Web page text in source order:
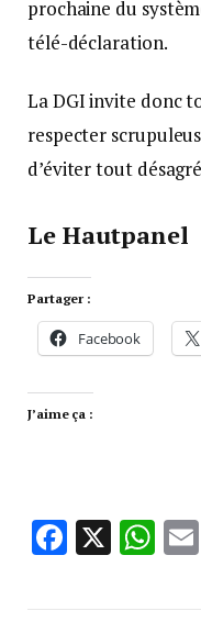
prochaine du
télé-déclaration.
La DGI invite donc
respecter
d’éviter tout
Le Hautpanel
Partager :
Facebook
J’aime ça :
X